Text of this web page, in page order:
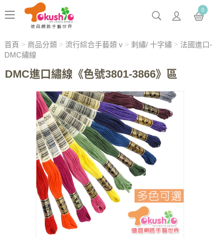
0
首頁 > 商品分類> 流行綜合手藝類 v> 刺繡/ 十字繡> 法國進口-
DMC繡線
DMC進口繡線《色號3801-3866》區